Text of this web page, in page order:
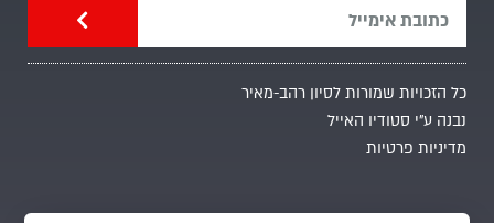
כל הזכויות שמורות לסיון רהב-מאיר
נבנה ע"י סטודיו האייל
מדיניות פרטיות